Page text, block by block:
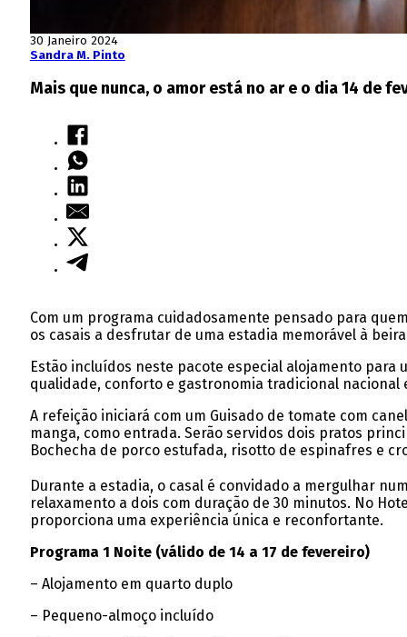
30 Janeiro 2024
Sandra M. Pinto
Mais que nunca, o amor está no ar e o dia 14 de
Com um programa cuidadosamente pensado para
os casais a desfrutar de uma estadia memorável à
Estão incluídos neste pacote especial alojamento
qualidade, conforto e gastronomia tradicional nacional
A refeição iniciará com um Guisado de tomate com
manga, como entrada. Serão servidos dois pratos
Bochecha de porco estufada, risotto de espinafres e
Durante a estadia, o casal é convidado a mergulhar
relaxamento a dois com duração de 30 minutos. No
proporciona uma experiência única e reconfortante.
Programa 1 Noite (válido de 14 a 17 de fevereiro)
– Alojamento em quarto duplo
– Pequeno-almoço incluído